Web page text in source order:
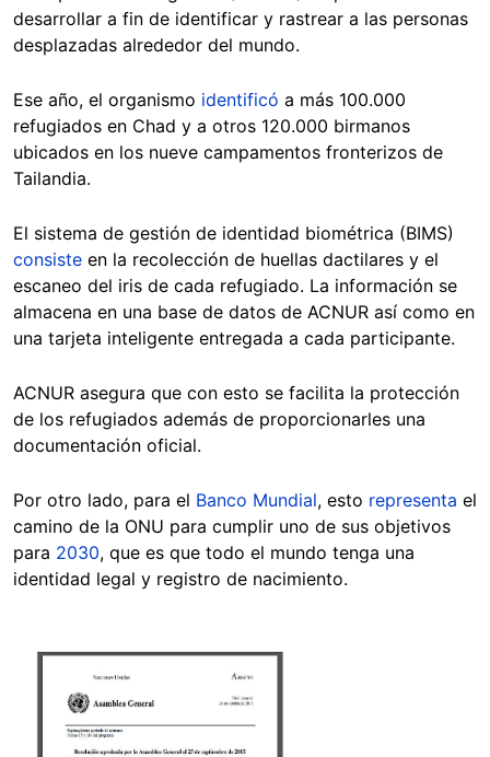
desarrollar a fin de identificar y rastrear a las personas
desplazadas alrededor del mundo.
Ese año, el organismo identificó a más 100.000
refugiados en Chad y a otros 120.000 birmanos
ubicados en los nueve campamentos fronterizos de
Tailandia.
El sistema de gestión de identidad biométrica (BIMS)
consiste en la recolección de huellas dactilares y el
escaneo del iris de cada refugiado. La información se
almacena en una base de datos de ACNUR así como en
una tarjeta inteligente entregada a cada participante.
ACNUR asegura que con esto se facilita la protección
de los refugiados además de proporcionarles una
documentación oficial.
Por otro lado, para el Banco Mundial, esto representa el
camino de la ONU para cumplir uno de sus objetivos
para 2030, que es que todo el mundo tenga una
identidad legal y registro de nacimiento.
Image